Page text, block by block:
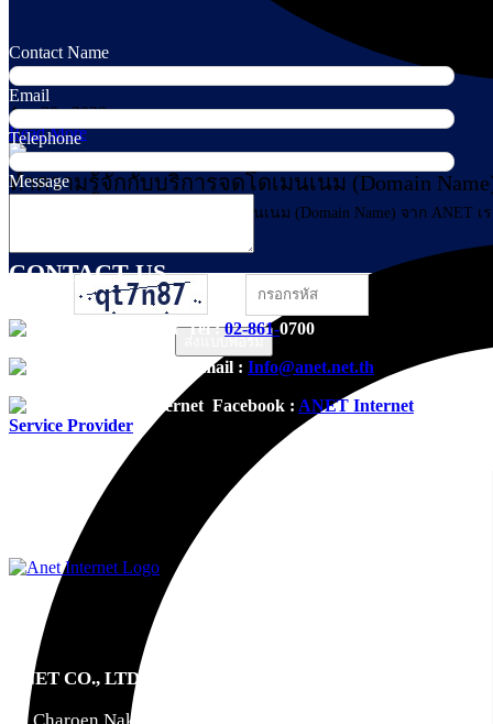
Apr 29 , 2020
Read More
ทำความรู้จักกับบริการจดโดเมนเนม (Domain
ก่อนจะไปทำความรู้จักกับการจดโดเมนเนม (Domain Name) จาก
Contact Name
Email
Telephone
Message
ส่งแบบฟอร์ม
CONTACT US
Tel :02-861-0700
E-mail : Info@anet.net.th
Facebook : ANET Internet
Service Provider
ANET CO., LTD.